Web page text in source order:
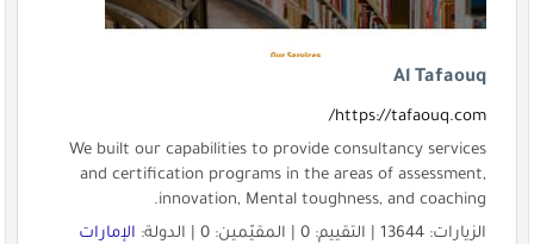
Al Tafaouq
https://tafaouq.com/
We built our capabilities to provide consultancy services
and certification programs in the areas of assessment,
innovation, Mental toughness, and coaching.
الزيارات: 13644 | التقييم: 0 | المقيّمين: 0 | الدولة:
الإمارات